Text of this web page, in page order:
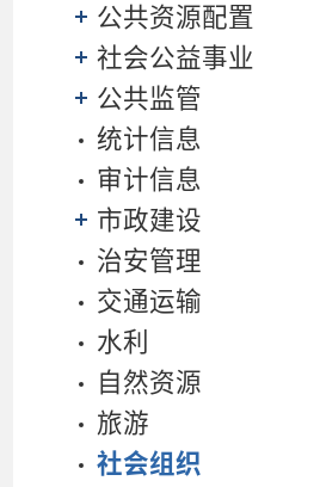
公共资源配置
社会公益事业
公共监管
统计信息
审计信息
市政建设
治安管理
交通运输
水利
自然资源
旅游
社会组织